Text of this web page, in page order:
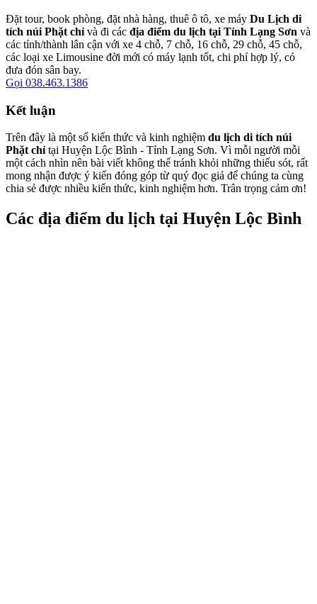
Đặt tour, book phòng, đặt nhà hàng, thuê ô tô, xe máy Du Lịch di
tích núi Phặt chỉ và đi các địa điểm du lịch tại Tỉnh Lạng Sơn và
các tỉnh/thành lân cận với xe 4 chỗ, 7 chỗ, 16 chỗ, 29 chỗ, 45 chỗ,
các loại xe Limousine đời mới có máy lạnh tốt, chi phí hợp lý, có
đưa đón sân bay.
Gọi 038.463.1386
Kết luận
Trên đây là một số kiến thức và kinh nghiệm du lịch di tích núi
Phặt chỉ tại Huyện Lộc Bình - Tỉnh Lạng Sơn. Vì mỗi người mỗi
một cách nhìn nên bài viết không thể tránh khỏi những thiếu sót, rất
mong nhận được ý kiến đóng góp từ quý đọc giả để chúng ta cùng
chia sẻ được nhiều kiến thức, kinh nghiệm hơn. Trân trọng cảm ơn!
Các địa điểm du lịch tại Huyện Lộc Bình